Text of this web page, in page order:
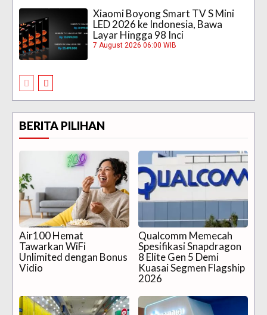
Xiaomi Boyong Smart TV S Mini
LED 2026 ke Indonesia, Bawa
Layar Hingga 98 Inci
7 August 2026 06:00 WIB
BERITA PILIHAN
Air100 Hemat
Tawarkan WiFi
Unlimited dengan Bonus
Vidio
Qualcomm Memecah
Spesifikasi Snapdragon
8 Elite Gen 5 Demi
Kuasai Segmen Flagship
2026